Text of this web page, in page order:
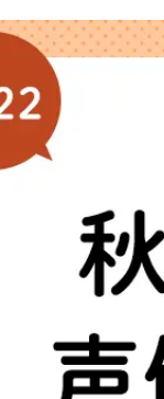
最新記事一覧